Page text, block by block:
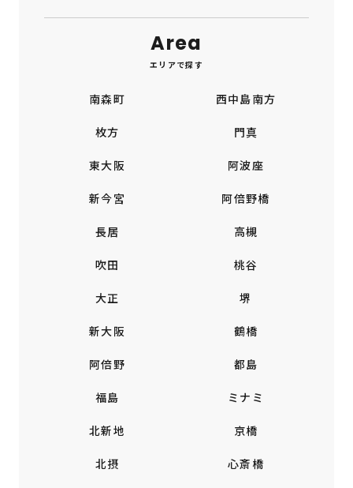
Area
エリアで探す
南森町 西中島南方
枚方 門真
東大阪 阿波座
新今宮 阿倍野橋
長居 高槻
吹田 桃谷
大正 堺
新大阪 鶴橋
阿倍野 都島
福島 ミナミ
北新地 京橋
北摂 心斎橋